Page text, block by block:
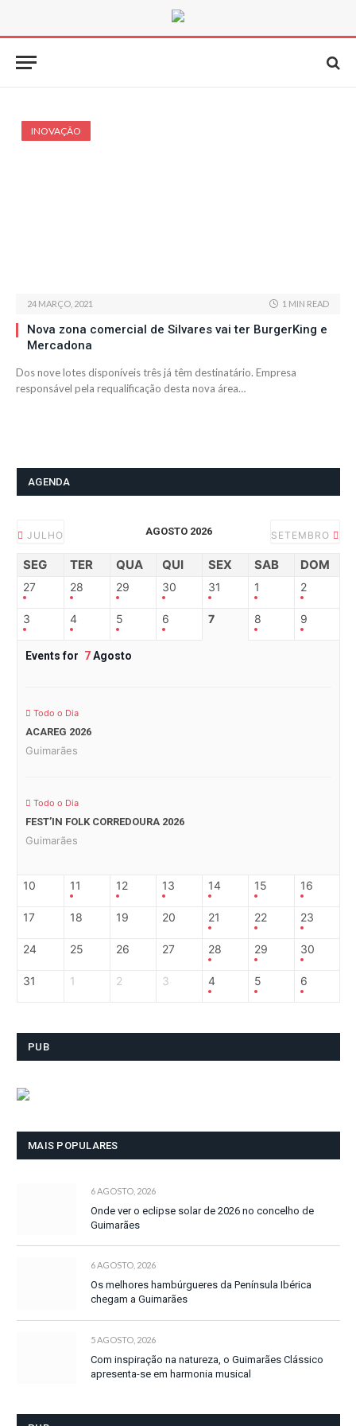
INOVAÇÃO
24 MARÇO, 2021 1 MIN READ
Nova zona comercial de Silvares vai ter BurgerKing e
Mercadona
Dos nove lotes disponíveis três já têm destinatário. Empresa
responsável pela requalificação desta nova área…
AGENDA
JULHO AGOSTO 2026 SETEMBRO
SEG TER QUA QUI SEX SAB DOM
27 28 29 30 31 1 2
3 4 5 6 7 8 9
Events for 7Agosto
Todo o Dia
ACAREG 2026
Guimarães
Todo o Dia
FEST’IN FOLK CORREDOURA 2026
Guimarães
10 11 12 13 14 15 16
17 18 19 20 21 22 23
24 25 26 27 28 29 30
31 1 2 3 4 5 6
PUB
MAIS POPULARES
6 AGOSTO, 2026
Onde ver o eclipse solar de 2026 no concelho de
Guimarães
6 AGOSTO, 2026
Os melhores hambúrgueres da Península Ibérica
chegam a Guimarães
5 AGOSTO, 2026
Com inspiração na natureza, o Guimarães Clássico
apresenta-se em harmonia musical